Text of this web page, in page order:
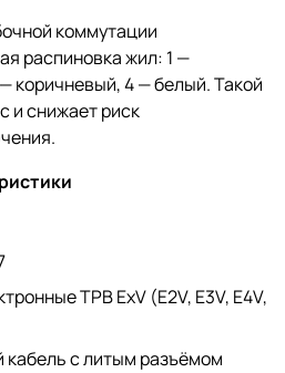
коммутации
распиновка жил: 1 —
коричневый, 4 — белый. Такой
и снижает риск
ТРВ ExV (E2V, E3V, E4V,
с литым разъёмом